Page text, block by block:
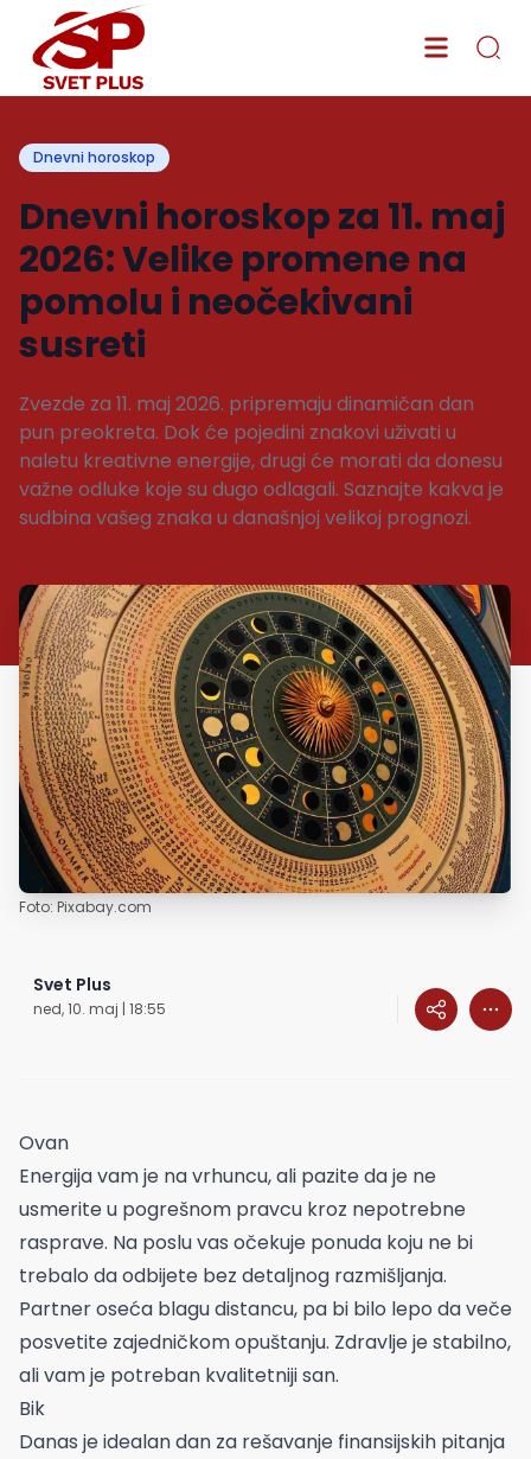
Dnevni horoskop
Dnevni horoskop za 11. maj
2026: Velike promene na
pomolu i neočekivani
susreti
Zvezde za 11. maj 2026. pripremaju dinamičan dan
pun preokreta. Dok će pojedini znakovi uživati u
naletu kreativne energije, drugi će morati da donesu
važne odluke koje su dugo odlagali. Saznajte kakva je
sudbina vašeg znaka u današnjoj velikoj prognozi.
Foto: Pixabay.com
Svet Plus
ned, 10. maj | 18:55
Ovan
Energija vam je na vrhuncu, ali pazite da je ne
usmerite u pogrešnom pravcu kroz nepotrebne
rasprave. Na poslu vas očekuje ponuda koju ne bi
trebalo da odbijete bez detaljnog razmišljanja.
Partner oseća blagu distancu, pa bi bilo lepo da veče
posvetite zajedničkom opuštanju. Zdravlje je stabilno,
ali vam je potreban kvalitetniji san.
Bik
Danas je idealan dan za rešavanje finansijskih pitanja